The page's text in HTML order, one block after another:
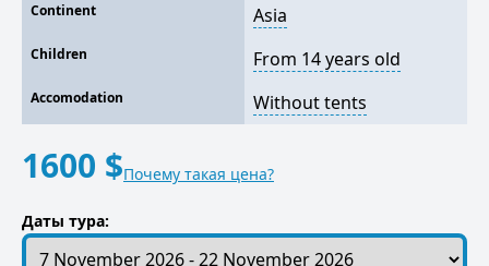
Continent Asia
Children From 14 years old
Accomodation Without tents
1600 $Почему такая цена?
Даты тура: